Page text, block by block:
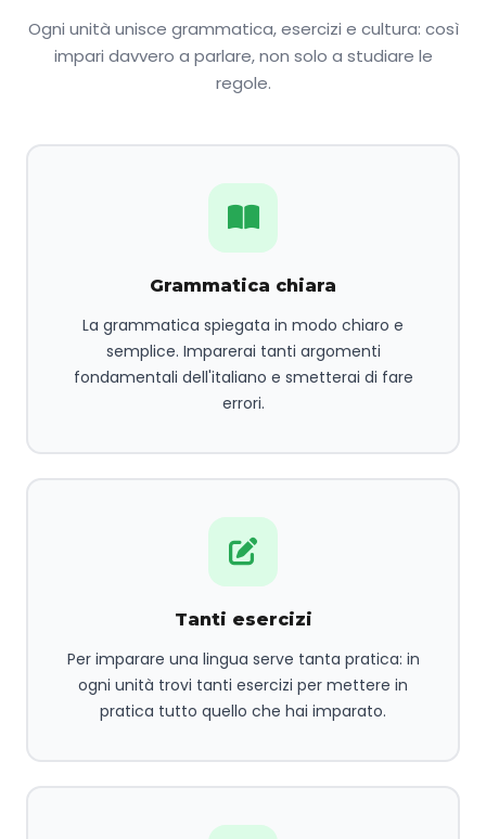
Ogni unità unisce grammatica, esercizi e cultura: così
impari davvero a parlare, non solo a studiare le
regole.
Grammatica chiara
La grammatica spiegata in modo chiaro e
semplice. Imparerai tanti argomenti
fondamentali dell'italiano e smetterai di fare
errori.
Tanti esercizi
Per imparare una lingua serve tanta pratica: in
ogni unità trovi tanti esercizi per mettere in
pratica tutto quello che hai imparato.